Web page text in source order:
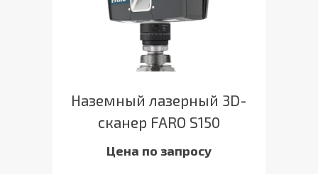
Наземный лазерный 3D-
сканер FARO S150
Цена по запросу